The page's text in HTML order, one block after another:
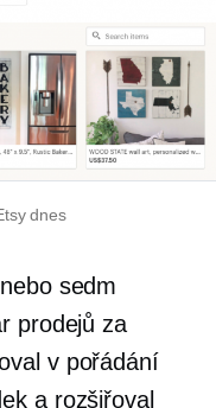
dnes
sedm
prodejů za
v pořádání
a rozšiřoval